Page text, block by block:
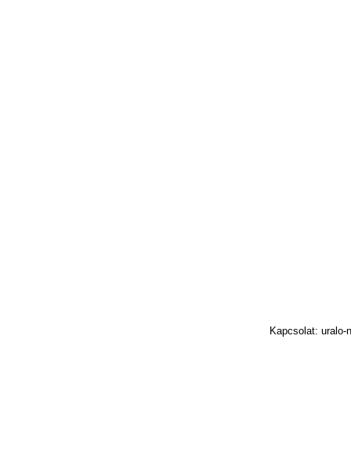
Kapcsolat: uralo-